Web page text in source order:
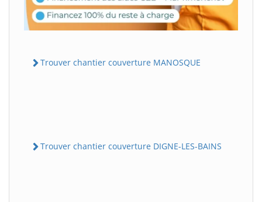
Trouver chantier couverture MANOSQUE
Trouver chantier couverture DIGNE-LES-BAINS